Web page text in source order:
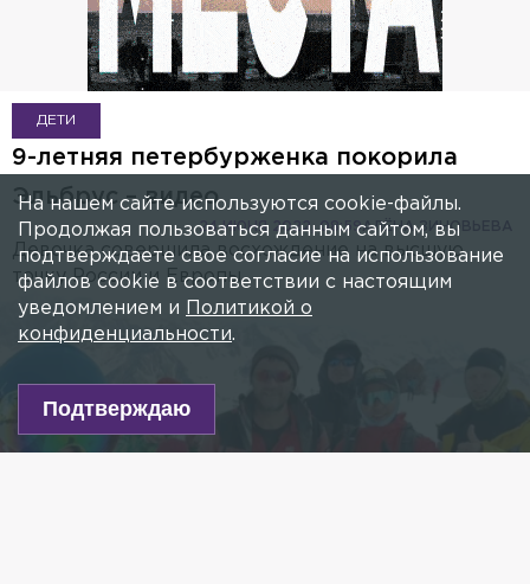
ДЕТИ
9-летняя петербурженка покорила
Эльбрус – видео
АЛЁНА ЗИНОВЬЕВА
24 ИЮНЯ 2022, 08:59
Девочка совершила восхождение на высшую
точку России и Европы.
На нашем сайте используются cookie-файлы.
Продолжая пользоваться данным сайтом, вы
подтверждаете свое согласие на использование
файлов cookie в соответствии с настоящим
уведомлением и
Политикой о
конфиденциальности.
Подтверждаю